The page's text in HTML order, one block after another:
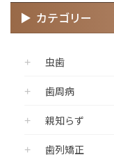
カテゴリー
虫歯
歯周病
親知らず
歯列矯正